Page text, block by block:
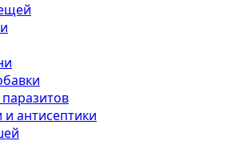
антисептики